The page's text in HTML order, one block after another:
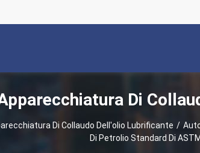
Di
Di Collaudo Dell'olio Lubrificante /
Di Petrolio Standard Di